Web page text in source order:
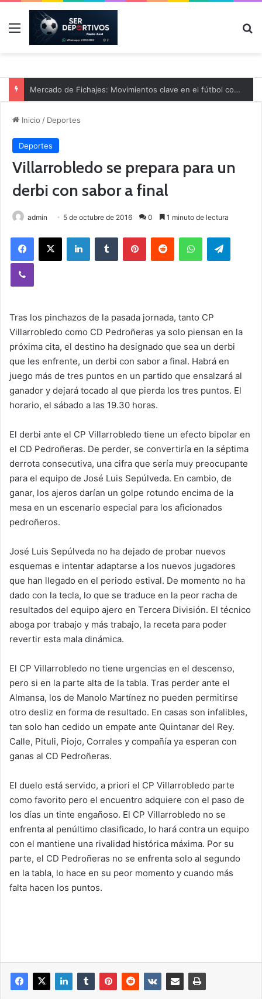
Menú
Mercado de Fichajes: Movimientos clave en el fútbol comarcal
Inicio / Deportes
Deportes
Villarrobledo se prepara para un
derbi con sabor a final
admin 5 de octubre de 2016 0 1 minuto de lectura
Tras los pinchazos de la pasada jornada, tanto CP
Villarrobledo como CD Pedroñeras ya solo piensan en la
próxima cita, el destino ha designado que sea un derbi
que les enfrente, un derbi con sabor a final. Habrá en
juego más de tres puntos en un partido que ensalzará al
ganador y dejará tocado al que pierda los tres puntos. El
horario, el sábado a las 19.30 horas.
El derbi ante el CP Villarrobledo tiene un efecto bipolar en
el CD Pedroñeras. De perder, se convertiría en la séptima
derrota consecutiva, una cifra que sería muy preocupante
para el equipo de José Luis Sepúlveda. En cambio, de
ganar, los ajeros darían un golpe rotundo encima de la
mesa en un escenario especial para los aficionados
pedroñeros.
José Luis Sepúlveda no ha dejado de probar nuevos
esquemas e intentar adaptarse a los nuevos jugadores
que han llegado en el periodo estival. De momento no ha
dado con la tecla, lo que se traduce en la peor racha de
resultados del equipo ajero en Tercera División. El técnico
aboga por trabajo y más trabajo, la receta para poder
revertir esta mala dinámica.
El CP Villarrobledo no tiene urgencias en el descenso,
pero si en la parte alta de la tabla. Tras perder ante el
Almansa, los de Manolo Martínez no pueden permitirse
otro desliz en forma de resultado. En casas son infalibles,
tan solo han cedido un empate ante Quintanar del Rey.
Calle, Pituli, Piojo, Corrales y compañía ya esperan con
ganas al CD Pedroñeras.
El duelo está servido, a priori el CP Villarrobledo parte
como favorito pero el encuentro adquiere con el paso de
los días un tinte engañoso. El CP Villarrobledo no se
enfrenta al penúltimo clasificado, lo hará contra un equipo
con el mantiene una rivalidad histórica máxima. Por su
parte, el CD Pedroñeras no se enfrenta solo al segundo
en la tabla, lo hace en su peor momento y cuando más
falta hacen los puntos.